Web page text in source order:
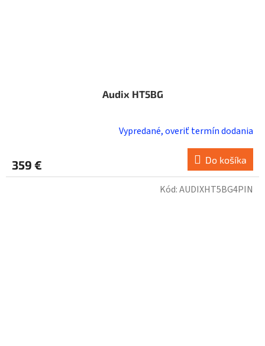
Audix HT5BG
Vypredané, overiť termín dodania
359 € Do košíka
Kód:AUDIXHT5BG4PIN